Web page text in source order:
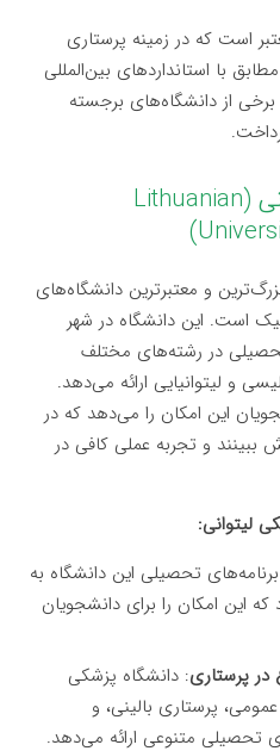
است که در زمینه پرستاری
با استانداردهای بین‌المللی
برخی از دانشگاه‌های برجسته
۲٫۱ دانشگاه پزشکی لیتوانی (Lithuanian
و معتبرترین دانشگاه‌های
است. این دانشگاه در شهر
تحصیلی در رشته‌های مختلف
و لیتوانیایی ارائه می‌دهد.
این امکان را می‌دهد که در
ببینند و تجربه عملی کافی در
لیتوانی:
تحصیلی این دانشگاه به
که این امکان را برای دانشجویان
پرستاری: دانشگاه پزشکی
پرستاری بالینی، و
تحصیلی متنوعی ارائه می‌دهد.